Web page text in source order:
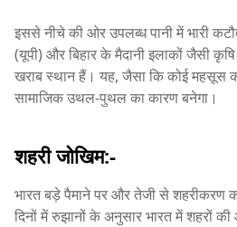
इससे नीचे की ओर उपलब्ध पानी में भारी
(यूपी) और बिहार के मैदानी इलाकों जैसी
खराब स्थान हैं। यह, जैसा कि कोई महसूस
सामाजिक उथल-पुथल का कारण बनेगा।
शहरी जोखिम:-
भारत बड़े पैमाने पर और तेजी से शहरीकरण
दिनों में रुझानों के अनुसार भारत में शहरों